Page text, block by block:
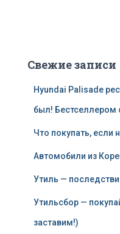
Свежие записи
Hyundai Palisade
был! Бестселлером
Что покупать, если
Автомобили из
Утиль —
Утильсбор —
заставим!)